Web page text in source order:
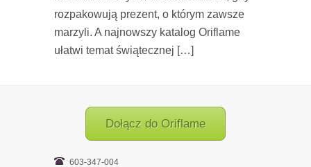
rozpakowują prezent, o którym zawsze
marzyli. A najnowszy katalog Oriflame
ułatwi temat świątecznej […]
Dołącz do Oriflame
603-347-004